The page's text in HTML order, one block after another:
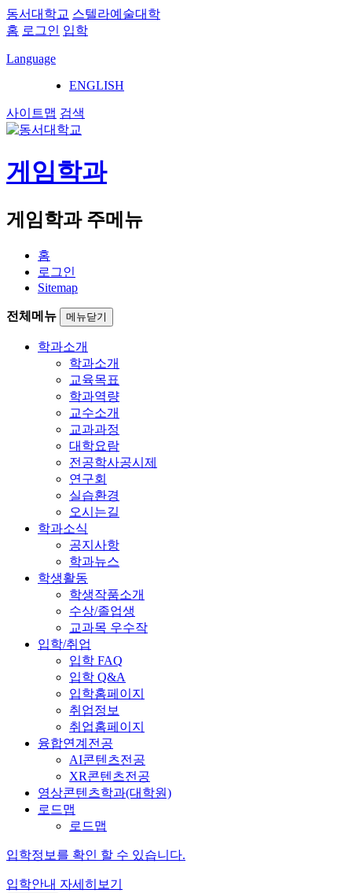
동서대학교 스텔라예술대학
홈 로그인 입학
Language
ENGLISH
사이트맵 검색
게임학과
게임학과 주메뉴
홈
로그인
Sitemap
전체메뉴 메뉴닫기
학과소개
학과소개
교육목표
학과역량
교수소개
교과과정
대학요람
전공학사공시제
연구회
실습환경
오시는길
학과소식
공지사항
학과뉴스
학생활동
학생작품소개
수상/졸업생
교과목 우수작
입학/취업
입학 FAQ
입학 Q&A
입학홈페이지
취업정보
취업홈페이지
융합연계전공
AI콘텐츠전공
XR콘텐츠전공
영상콘텐츠학과(대학원)
로드맵
로드맵
입학정보를 확인 할 수 있습니다.
입학안내 자세히보기